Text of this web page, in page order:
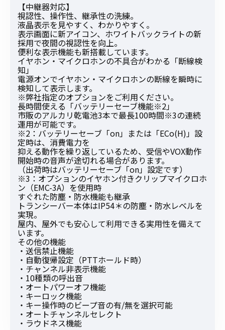
【中継器対応】
視認性、操作性、継承性の洗練。
液晶表示を見やすく、わかりやすく。
表示画面に新アイコン、ホワイトバックライトの新
採用で夜間の視認性を向上。
便利な表示機能も新搭載しています。
イヤホン・マイクロホンの不具合がわかる「断線検
知」
電源オンでイヤホン・マイクロホンの断線を瞬時に
検知して表示します。
※弊社指定のオプションをご利用ください。
長時間使える「バッテリーセーブ機能※2」
市販のアルカリ乾電池3本で最長100時間※3の連続
運用が可能です。
※2：バッテリーセーブ「on」または「ECo(H)」設
定時は、消費電力を
抑える動作を繰り返しているため、受信やVOX動作
開始時の音声が途切れる場合があります。
（出荷時はバッテリーセーブ「on」設定です）
※3：オプションのイヤホン付きクリップマイクロホ
ン（EMC-3A）を使用時
すぐれた防塵・防水機能も継承
トランシーバー本体はIP54＊の防塵・防水レベルを
実現。
屋内、屋外でも安心して利用できる実用性を備えて
います。
その他の機能
・送信禁止機能
・自動復帰設定（PTTホールド時）
・チャンネル非表示機能
・10種類の呼出音
・オートパワーオフ機能
・キーロック機能
・キー操作時のビープ音の有/無を選択可能
・オートチャンネルセレクト
・ラウドネス機能